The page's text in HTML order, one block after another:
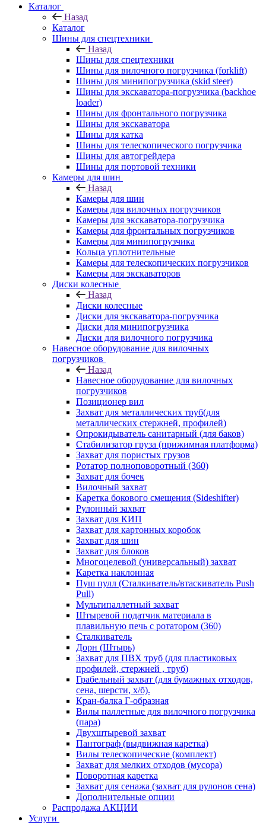
Каталог
Назад
Каталог
Шины для спецтехники
Назад
Шины для спецтехники
Шины для вилочного погрузчика (forklift)
Шины для минипогрузчика (skid steer)
Шины для экскаватора-погрузчика (backhoe
loader)
Шины для фронтального погрузчика
Шины для экскаватора
Шины для катка
Шины для телескопического погрузчика
Шины для автогрейдера
Шины для портовой техники
Камеры для шин
Назад
Камеры для шин
Камеры для вилочных погрузчиков
Камеры для экскаватора-погрузчика
Камеры для фронтальных погрузчиков
Камеры для минипогрузчика
Кольца уплотнительные
Камеры для телескопических погрузчиков
Камеры для экскаваторов
Диски колесные
Назад
Диски колесные
Диски для экскаватора-погрузчика
Диски для минипогрузчика
Диски для вилочного погрузчика
Навесное оборудование для вилочных
погрузчиков
Назад
Навесное оборудование для вилочных
погрузчиков
Позиционер вил
Захват для металлических труб(для
металлических стержней, профилей)
Опрокидыватель санитарный (для баков)
Стабилизатор груза (прижимная платформа)
Захват для пористых грузов
Ротатор полноповоротный (360)
Захват для бочек
Вилочный захват
Каретка бокового смещения (Sideshifter)
Рулонный захват
Захват для КИП
Захват для картонных коробок
Захват для шин
Захват для блоков
Многоцелевой (универсальный) захват
Каретка наклонная
Пуш пулл (Сталкиватель/втаскиватель Push
Pull)
Мультипаллетный захват
Штыревой податчик материала в
плавильную печь с ротатором (360)
Сталкиватель
Дорн (Штырь)
Захват для ПВХ труб (для пластиковых
профилей, стержней , труб)
Грабельный захват (для бумажных отходов,
сена, шерсти, х/б).
Кран-балка Г-образная
Вилы паллетные для вилочного погрузчика
(пара)
Двухштыревой захват
Пантограф (выдвижная каретка)
Вилы телескопические (комплект)
Захват для мелких отходов (мусора)
Поворотная каретка
Захват для сенажа (захват для рулонов сена)
Дополнительные опции
Распродажа АКЦИИ
Услуги